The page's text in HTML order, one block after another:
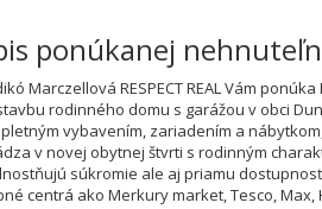
ponúkanej
Marczellová RESPECT REAL Vám
rodinného domu s garážou v obci
vybavením, zariadením a
v novej obytnej štvrti s rodinným
súkromie ale aj priamu
centrá ako Merkury market, Tesco,